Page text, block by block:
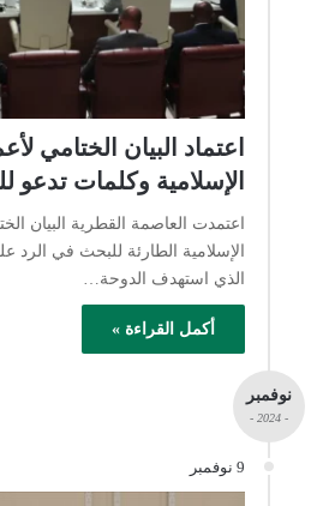
اعتماد البيان الختامي
الإسلامية وكلمات
اعتمدت العاصمة القطرية البيان
الإسلامية الطارئة للبحث في الرد
الذي استهدف الدوحة…
أكمل القراءة »
نوفمبر
- 2024 -
9 نوفمبر